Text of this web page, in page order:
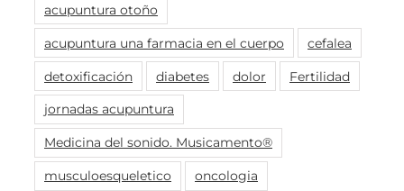
acupuntura otoño
acupuntura una farmacia en el cuerpo cefalea
detoxificación diabetes dolor Fertilidad
jornadas acupuntura
Medicina del sonido. Musicamento®
musculoesqueletico oncologia